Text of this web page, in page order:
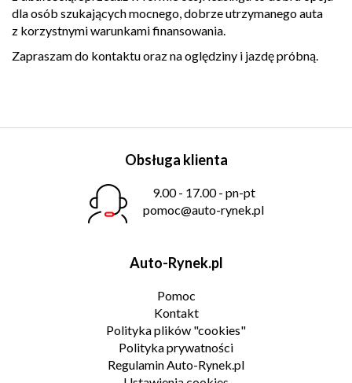
dla osób szukających mocnego, dobrze utrzymanego auta
z korzystnymi warunkami finansowania.
Zapraszam do kontaktu oraz na oględziny i jazdę próbną.
Obsługa klienta
9.00 - 17.00 - pn-pt
pomoc@auto-rynek.pl
Auto-Rynek.pl
Pomoc
Kontakt
Polityka plików "cookies"
Polityka prywatności
Regulamin Auto-Rynek.pl